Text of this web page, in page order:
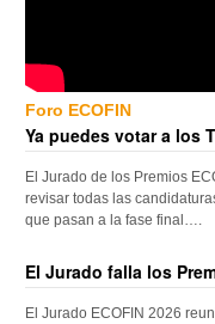
Foro ECOFIN
Ya puedes votar a los
El Jurado de los Premios
revisar todas las
que pasan a la fase final….
El Jurado falla los
El Jurado ECOFIN 2026